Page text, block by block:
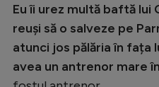
Eu îi urez multă baftă lui
reuși să o salveze pe
atunci jos pălăria în fața
avea un antrenor mare